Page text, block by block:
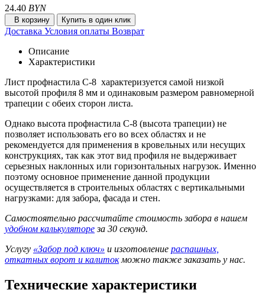
24.40 BYN
В корзину Купить в один клик
Доставка Условия оплаты Возврат
Описание
Характеристики
Лист профнастила С-8 характеризуется самой низкой
высотой профиля 8 мм и одинаковым размером равномерной
трапеции с обеих сторон листа.
Однако высота профнастила С-8 (высота трапеции) не
позволяет использовать его во всех областях и не
рекомендуется для применения в кровельных или несущих
конструкциях, так как этот вид профиля не выдерживает
серьезных наклонных или горизонтальных нагрузок. Именно
поэтому основное применение данной продукции
осуществляется в строительных областях с вертикальными
нагрузками: для забора, фасада и стен.
Самостоятельно рассчитайте стоимость забора в нашем
удобном калькулятореза 30 секунд.
Услугу «Забор под ключ» и изготовление распашных,
откатных ворот и калитокможно также заказать у нас.
Технические характеристики